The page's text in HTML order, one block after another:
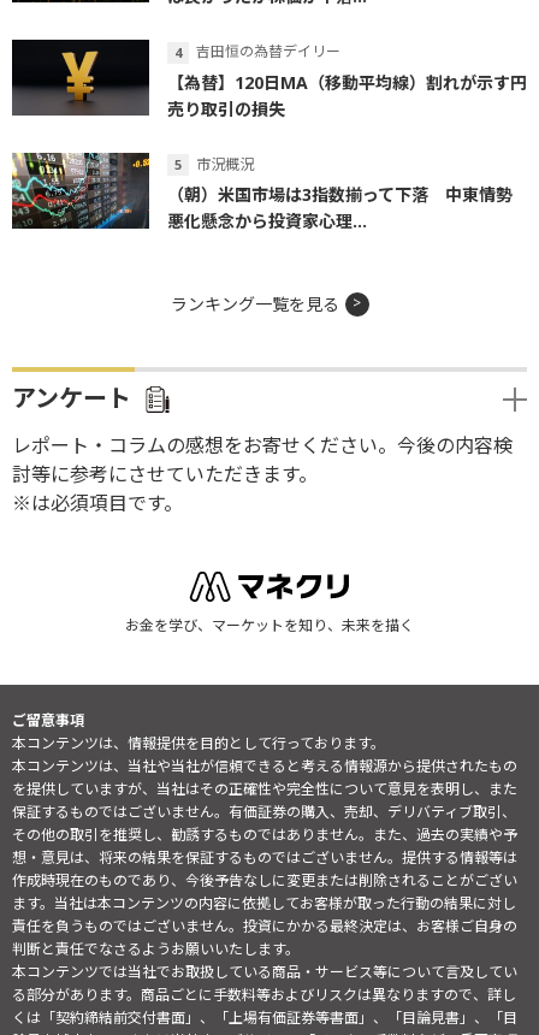
吉田恒の為替デイリー
【為替】120日MA（移動平均線）割れが示す円
売り取引の損失
市況概況
（朝）米国市場は3指数揃って下落 中東情勢
悪化懸念から投資家心理...
ランキング一覧を見る
アンケート
レポート・コラムの感想をお寄せください。今後の内容検
討等に参考にさせていただきます。
※は必須項目です。
お金を学び、マーケットを知り、未来を描く
ご留意事項
本コンテンツは、情報提供を目的として行っております。
本コンテンツは、当社や当社が信頼できると考える情報源から提供されたもの
を提供していますが、当社はその正確性や完全性について意見を表明し、また
保証するものではございません。有価証券の購入、売却、デリバティブ取引、
その他の取引を推奨し、勧誘するものではありません。また、過去の実績や予
想・意見は、将来の結果を保証するものではございません。提供する情報等は
作成時現在のものであり、今後予告なしに変更または削除されることがござい
ます。当社は本コンテンツの内容に依拠してお客様が取った行動の結果に対し
責任を負うものではございません。投資にかかる最終決定は、お客様ご自身の
判断と責任でなさるようお願いいたします。
本コンテンツでは当社でお取扱している商品・サービス等について言及してい
る部分があります。商品ごとに手数料等およびリスクは異なりますので、詳し
くは「契約締結前交付書面」、「上場有価証券等書面」、「目論見書」、「目